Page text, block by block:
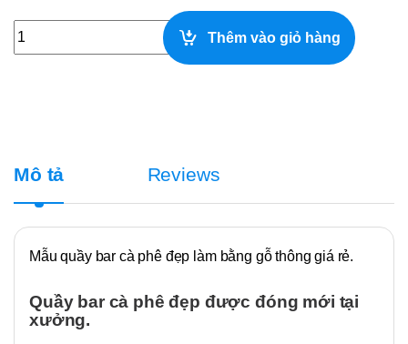
Quầy Bar Cà Phê Đẹp quantity
Thêm vào giỏ hàng
Mô tả Reviews
Mẫu quầy bar cà phê đẹp làm bằng gỗ thông giá rẻ.
Quầy bar cà phê đẹp được đóng mới tại
xưởng.